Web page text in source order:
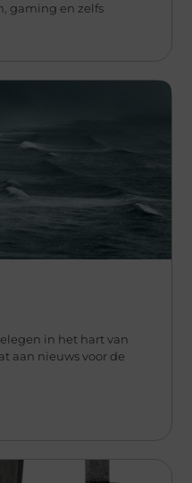
gaming en zelfs
in het hart van
aan nieuws voor de